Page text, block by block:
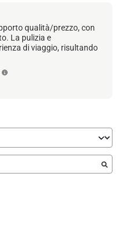
qualità/prezzo, con
La pulizia e
di viaggio, risultando